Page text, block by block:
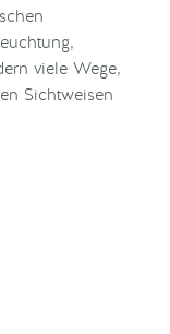
viele Wege,
Sichtweisen